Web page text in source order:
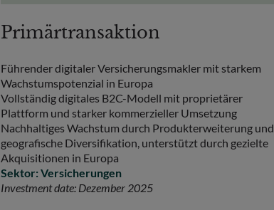
Primärtransaktion
Führender digitaler Versicherungsmakler mit starkem
Wachstumspotenzial in Europa
Vollständig digitales B2C-Modell mit proprietärer
Plattform und starker kommerzieller Umsetzung
Nachhaltiges Wachstum durch Produkterweiterung und
geografische Diversifikation, unterstützt durch gezielte
Akquisitionen in Europa
Sektor: Versicherungen
Investment date: Dezember 2025